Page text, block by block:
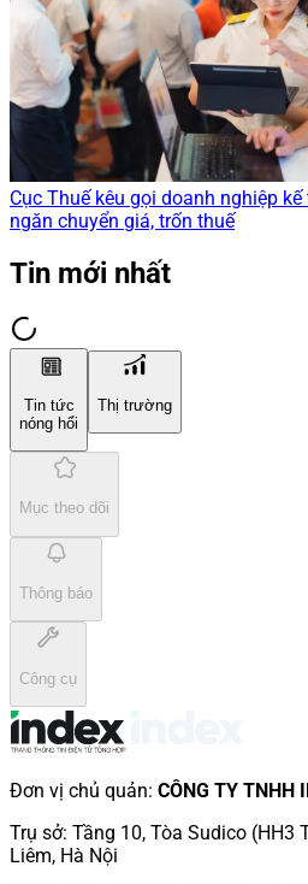
Cục Thuế kêu gọi doanh nghiệp
ngăn chuyển giá, trốn thuế
Tin mới nhất
Tin tức
nóng hổi
Thị trường
Mục theo dõi
Thông báo
Công cụ
Đơn vị chủ quản: CÔNG TY TNHH
Trụ sở: Tầng 10, Tòa Sudico (HH3
Liêm, Hà Nội